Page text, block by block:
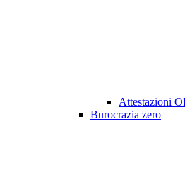
Attestazioni
Burocrazia zero